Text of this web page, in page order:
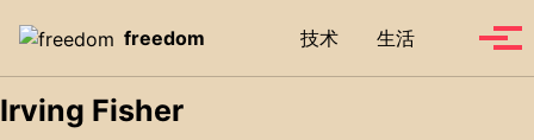
freedom
技术 生活 Toggle
Irving Fisher